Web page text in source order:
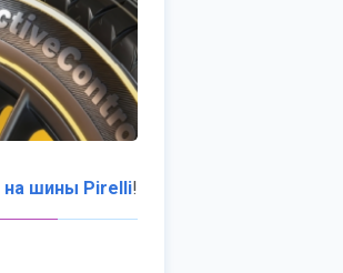
на шины Pirelli!